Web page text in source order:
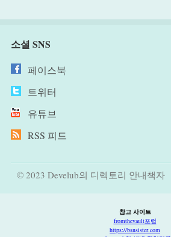
소셜 SNS
페이스북
트위터
유튜브
RSS 피드
© 2023 Develub의 디렉토리 안내책자
참고 사이트
fromthevault포럼
https://bsnsister.com